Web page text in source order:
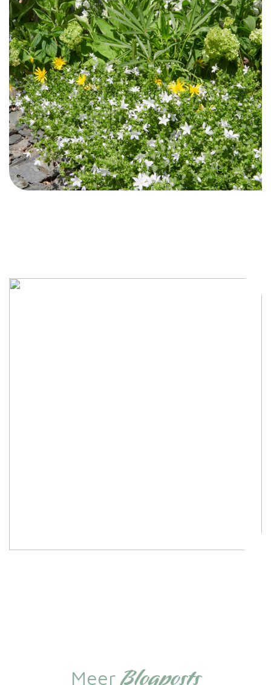
Meer